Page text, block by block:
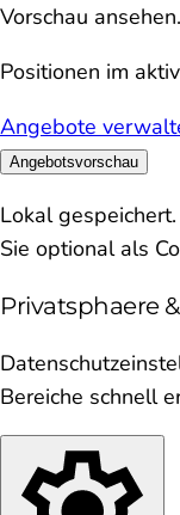
Vorschau ansehen.
Positionen im
Angebote
Angebotsvorschau
Lokal
Sie optional als
Privatsphaere
Bereiche schnell